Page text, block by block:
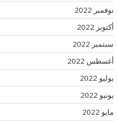
نوفمبر 2022
أكتوبر 2022
سبتمبر 2022
أغسطس 2022
يوليو 2022
يونيو 2022
مايو 2022